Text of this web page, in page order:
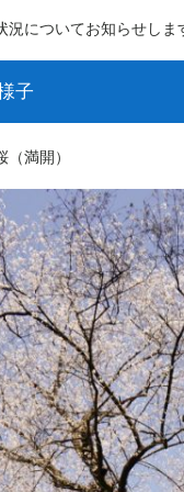
況についてお知らせしま
子
満開）